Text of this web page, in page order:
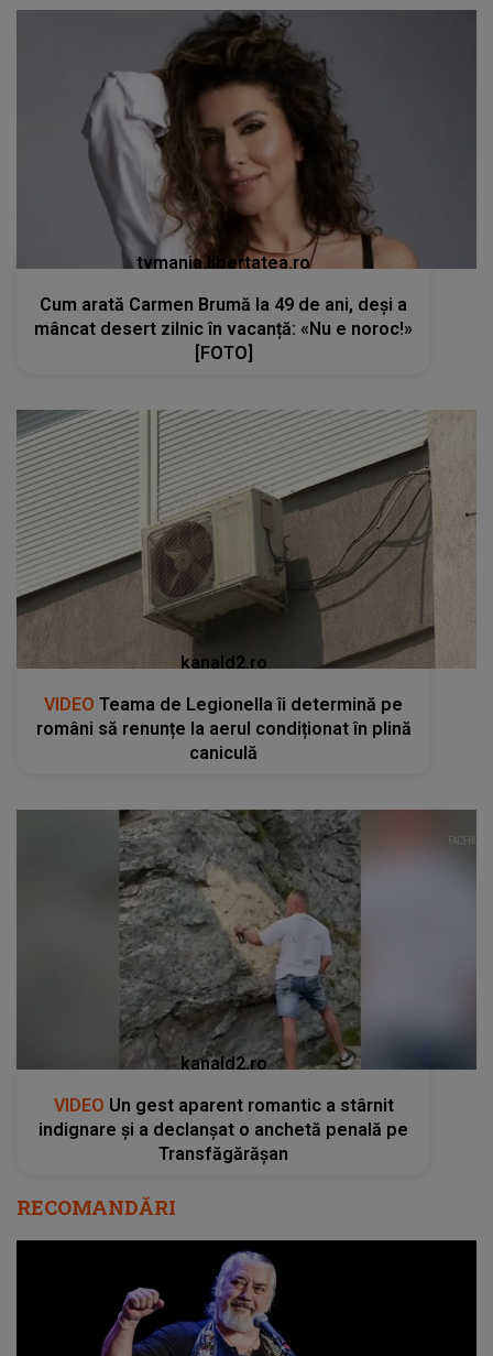
tvmania.libertatea.ro
Cum arată Carmen Brumă la 49 de ani, deși a
mâncat desert zilnic în vacanță: «Nu e noroc!»
[FOTO]
kanald2.ro
VIDEO Teama de Legionella îi determină pe
români să renunțe la aerul condiționat în plină
caniculă
kanald2.ro
VIDEO Un gest aparent romantic a stârnit
indignare și a declanșat o anchetă penală pe
Transfăgărășan
RECOMANDĂRI